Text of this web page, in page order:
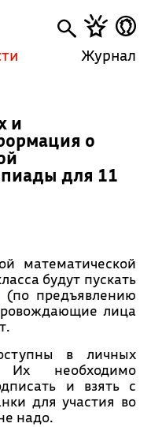
Журнал
и
о
для 11
математической
будут пускать
(по предъявлению
лица
в личных
Их необходимо
и взять с
для участия во
надо.